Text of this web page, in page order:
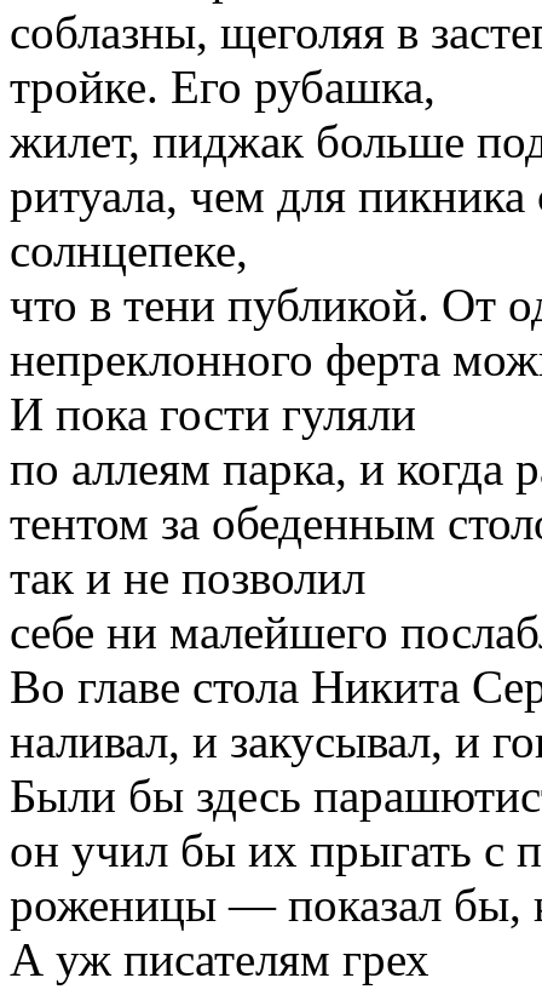
соблазны, щеголяя в
тройке. Его рубашка,
жилет, пиджак больше
ритуала, чем для
солнцепеке,
что в тени публикой. От
непреклонного ферта
И пока гости гуляли
по аллеям парка, и когда
тентом за обеденным
так и не позволил
себе ни малейшего
Во главе стола Никита
наливал, и закусывал, и
Были бы здесь
он учил бы их прыгать с
роженицы — показал бы,
А уж писателям грех